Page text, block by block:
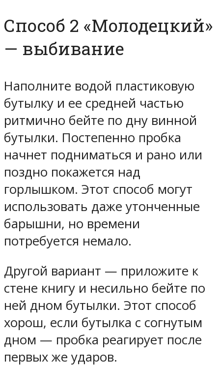
Способ 2 «Молодецкий»
— выбивание
Наполните водой пластиковую
бутылку и ее средней частью
ритмично бейте по дну винной
бутылки. Постепенно пробка
начнет подниматься и рано или
поздно покажется над
горлышком. Этот способ могут
использовать даже утонченные
барышни, но времени
потребуется немало.
Другой вариант — приложите к
стене книгу и несильно бейте по
ней дном бутылки. Этот способ
хорош, если бутылка с согнутым
дном — пробка реагирует после
первых же ударов.